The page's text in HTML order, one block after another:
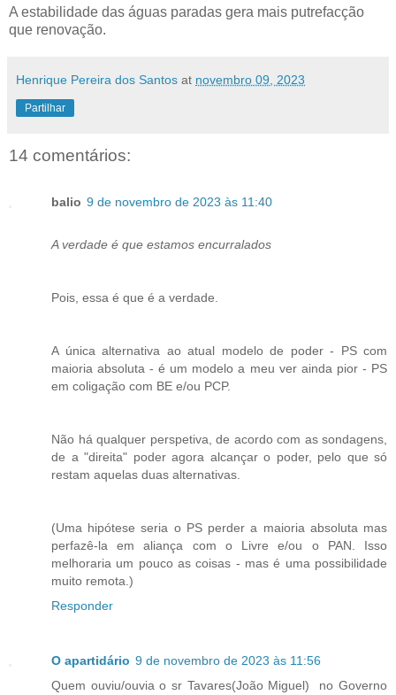
A estabilidade das águas paradas gera mais putrefacção
que renovação.
Henrique Pereira dos Santos at novembro 09, 2023
Partilhar
14 comentários:
balio 9 de novembro de 2023 às 11:40
A verdade é que estamos encurralados
Pois, essa é que é a verdade.
A única alternativa ao atual modelo de poder - PS com
maioria absoluta - é um modelo a meu ver ainda pior - PS
em coligação com BE e/ou PCP.
Não há qualquer perspetiva, de acordo com as sondagens,
de a "direita" poder agora alcançar o poder, pelo que só
restam aquelas duas alternativas.
(Uma hipótese seria o PS perder a maioria absoluta mas
perfazê-la em aliança com o Livre e/ou o PAN. Isso
melhoraria um pouco as coisas - mas é uma possibilidade
muito remota.)
Responder
O apartidário 9 de novembro de 2023 às 11:56
Quem ouviu/ouvia o sr Tavares(João Miguel) no Governo